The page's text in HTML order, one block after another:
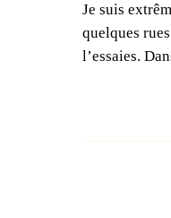
Je suis
quelques
l’essaies.